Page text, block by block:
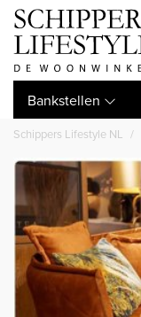
Bankstellen
Schippers Lifestyle NL